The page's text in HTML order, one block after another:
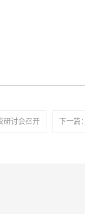
研讨会召开 下一